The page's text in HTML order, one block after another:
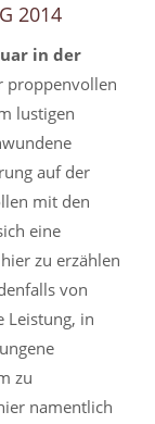
2014
in der
proppenvollen
lustigen
auf der
mit den
eine
zu erzählen
von
Leistung, in
zu
namentlich